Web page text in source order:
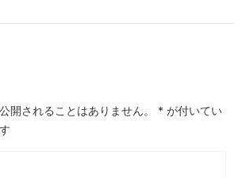
開されることはありません。 * が付いてい